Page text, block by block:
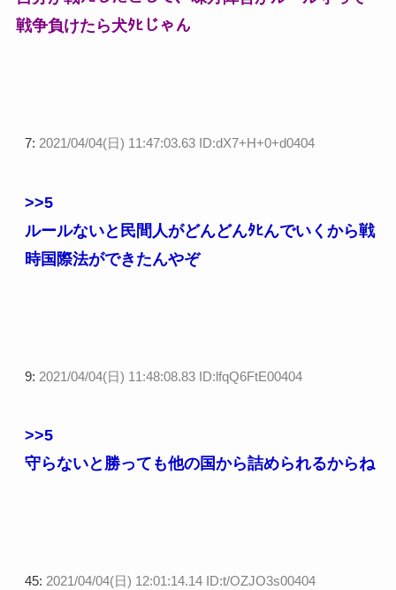
戦争負けたら犬ﾀﾋじゃん
7: 2021/04/04(日) 11:47:03.63 ID:dX7+H+0+d0404
>>5
ルールないと民間人がどんどんﾀﾋんでいくから戦
時国際法ができたんやぞ
9: 2021/04/04(日) 11:48:08.83 ID:lfqQ6FtE00404
>>5
守らないと勝っても他の国から詰められるからね
45: 2021/04/04(日) 12:01:14.14 ID:t/OZJO3s00404